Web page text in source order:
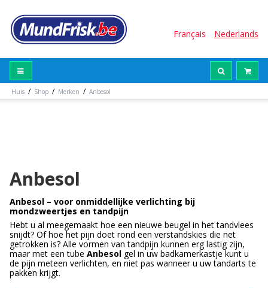
Français Nederlands
Huis / Shop / Merken / Anbesol
Anbesol
Anbesol – voor onmiddellijke verlichting bij
mondzweertjes en tandpijn
Hebt u al meegemaakt hoe een nieuwe beugel in het tandvlees
snijdt? Of hoe het pijn doet rond een verstandskies die net
getrokken is? Alle vormen van tandpijn kunnen erg lastig zijn,
maar met een tube Anbesol gel in uw badkamerkastje kunt u
de pijn meteen verlichten, en niet pas wanneer u uw tandarts te
pakken krijgt.